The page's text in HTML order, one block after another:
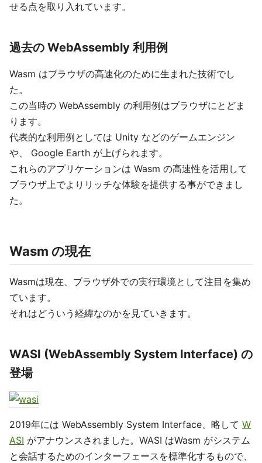
せる点を取り入れています。
過去の WebAssembly 利用例
Wasm はブラウザの高速化のために生まれた技術でし
た。
この当時の WebAssembly の利用例はブラウザにとどま
ります。
代表的な利用例としては Unity などのゲームエンジン
や、 Google Earth が上げられます。
これらのアプリケーションは Wasm の高速性を活用して
ブラウザ上でよりリッチな体験を提供する事ができまし
た。
Wasm の現在
Wasmは現在、ブラウザ外での実行環境として注目を集め
ています。
それはどういう経緯なのかを見ていきます。
WASI (WebAssembly System Interface) の
登場
2019年には WebAssembly System Interface、略して W
ASI がアナウンスされました。WASI はWasm がシステム
と会話するためのインターフェースを標準化するもので、